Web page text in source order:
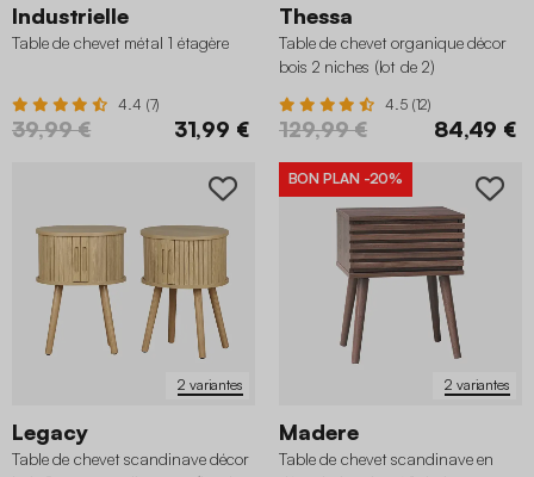
Industrielle
Table de chevet métal 1 étagère
4.4 (7)
39,99 € 31,99 €
Thessa
Table de chevet organique décor
bois 2 niches (lot de 2)
4.5 (12)
129,99 € 84,49 €
2 variantes
Legacy
Table de chevet scandinave décor
2 variantes
BON PLAN -20%
Madere
Table de chevet scandinave en